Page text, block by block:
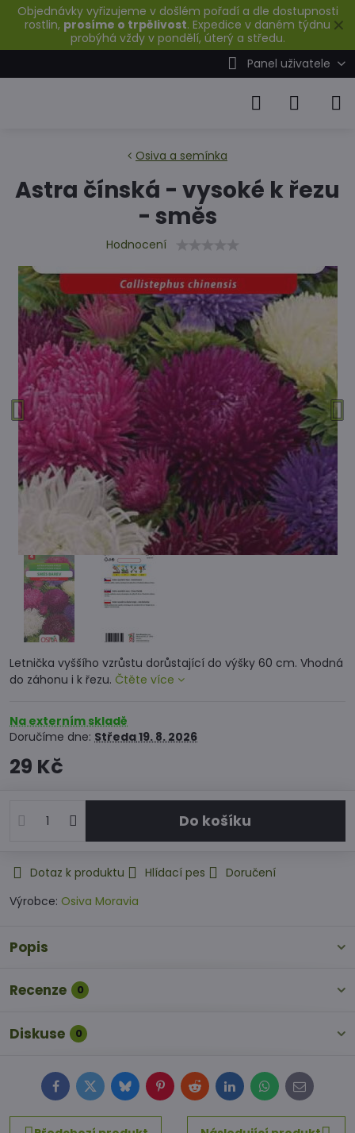
✕
Objednávky vyřizujeme v došlém pořadí a dle dostupnosti
rostlin, prosíme o trpělivost. Expedice v daném týdnu
probýhá vždy v pondělí, úterý a středu.
Panel uživatele
Osiva a semínka
Astra čínská - vysoké k řezu
- směs
Hodnocení
Letnička vyššího vzrůstu dorůstající do výšky 60 cm. Vhodná
do záhonu i k řezu. Čtěte více
Na externím skladě
Doručíme dne: Středa19. 8. 2026
29 Kč
Do košíku
Dotaz k produktu Hlídací pes
Doručení
Výrobce: Osiva Moravia
Popis
Recenze 0
Diskuse 0
FacebookTwitterBlueskyPinterestRedditLinkedInWhatsApp
E-
mail